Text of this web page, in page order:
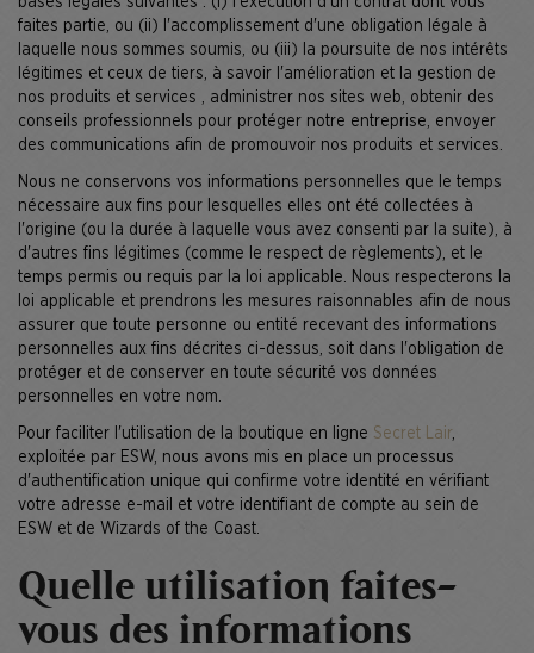
faites partie, ou (ii) l'accomplissement d'une obligation légale à
laquelle nous sommes soumis, ou (iii) la poursuite de nos intérêts
légitimes et ceux de tiers, à savoir l'amélioration et la gestion de
nos produits et services , administrer nos sites web, obtenir des
conseils professionnels pour protéger notre entreprise, envoyer
des communications afin de promouvoir nos produits et services.
Nous ne conservons vos informations personnelles que le temps
nécessaire aux fins pour lesquelles elles ont été collectées à
l'origine (ou la durée à laquelle vous avez consenti par la suite), à
d'autres fins légitimes (comme le respect de règlements), et le
temps permis ou requis par la loi applicable. Nous respecterons la
loi applicable et prendrons les mesures raisonnables afin de nous
assurer que toute personne ou entité recevant des informations
personnelles aux fins décrites ci-dessus, soit dans l'obligation de
protéger et de conserver en toute sécurité vos données
personnelles en votre nom.
Pour faciliter l'utilisation de la boutique en ligne Secret Lair
exploitée par ESW, nous avons mis en place un processus
d'authentification unique qui confirme votre identité en vérifiant
votre adresse e-mail et votre identifiant de compte au sein de
ESW et de Wizards of the Coast.
Quelle utilisation faites-
vous des informations